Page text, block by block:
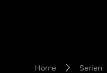
Home Serien